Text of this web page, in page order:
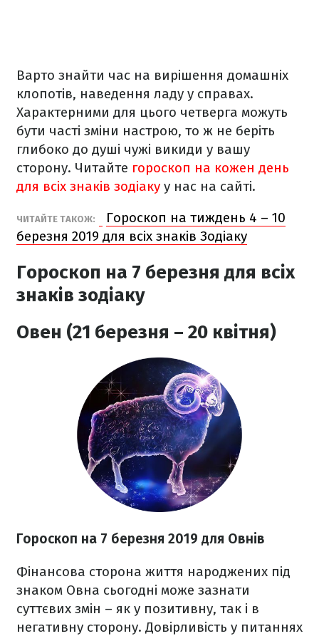
Варто знайти час на вирішення домашніх
клопотів, наведення ладу у справах.
Характерними для цього четверга можуть
бути часті зміни настрою, то ж не беріть
глибоко до душі чужі викиди у вашу
сторону. Читайте гороскоп на кожен день
для всіх знаків зодіаку у нас на сайті.
ЧИТАЙТЕ ТАКОЖ:
Гороскоп на тиждень 4 – 10
березня 2019 для всіх знаків Зодіаку
Гороскоп на 7 березня для всіх
знаків зодіаку
Овен (21 березня – 20 квітня)
Гороскоп на 7 березня 2019 для Овнів
Фінансова сторона життя народжених під
знаком Овна сьогодні може зазнати
суттєвих змін – як у позитивну, так і в
негативну сторону. Довірливість у питаннях